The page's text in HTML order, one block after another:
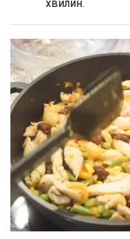
хвилин.